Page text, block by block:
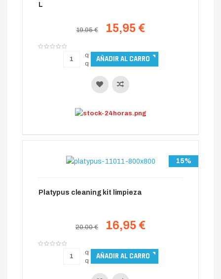
L
19.95 € 15,95 €
15%
Platypus cleaning kit limpieza
20.00 € 16,95 €